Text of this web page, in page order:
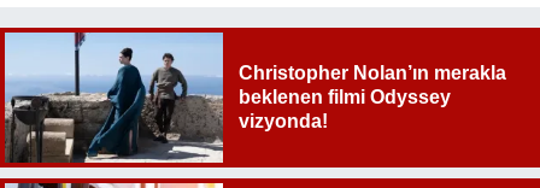
Christopher Nolan’ın merakla
beklenen filmi Odyssey
vizyonda!